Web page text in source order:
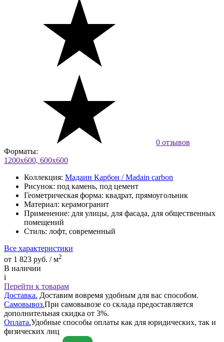
0 отзывов
Форматы:
1200х600, 600х600
Коллекция: Мадаин Карбон / Madain carbon
Рисунок: под камень, под цемент
Геометрическая форма: квадрат, прямоугольник
Материал: керамогранит
Применение: для улицы, для фасада, для общественных
помещений
Стиль: лофт, современный
Все характеристики
от 1 823 руб. / м2
В наличии
i
Перейти к товарам
Доставка. Доставим вовремя удобным для вас способом.
Самовывоз.При самовывозе со склада предоставляется
дополнительная скидка от 3%.
Оплата.Удобные способы оплаты как для юридических, так и
физических лиц